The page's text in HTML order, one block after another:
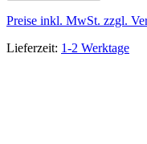
Preise inkl. MwSt. zzgl.
Lieferzeit: 1-2 Werktage